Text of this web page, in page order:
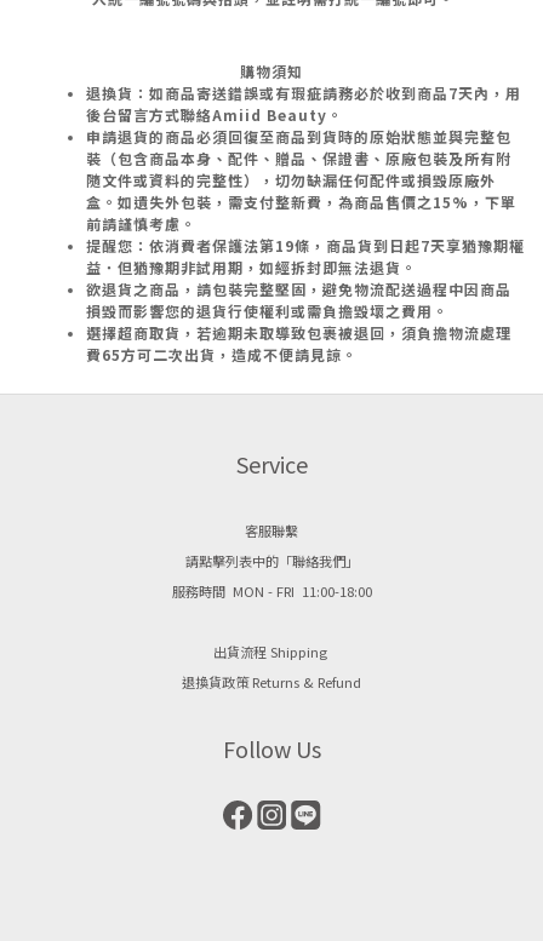
購物須知
退換貨：如商品寄送錯誤或有瑕疵請務必於收到商品7天內，用
後台留言方式聯絡Amiid Beauty。
申請退貨的商品必須回復至商品到貨時的原始狀態並與完整包
裝（包含商品本身、配件、贈品、保證書、原廠包裝及所有附
隨文件或資料的完整性），切勿缺漏任何配件或損毀原廠外
盒。如遺失外包裝，需支付整新費，為商品售價之15%，下單
前請謹慎考慮。
提醒您：依消費者保護法第19條，商品貨到日起7天享猶豫期權
益．但猶豫期非試用期，如經拆封即無法退貨。
欲退貨之商品，請包裝完整堅固，避免物流配送過程中因商品
損毀而影響您的退貨行使權利或需負擔毀壞之費用。
選擇超商取貨，若逾期未取導致包裹被退回，須負擔物流處理
費65方可二次出貨，造成不便請見諒。
Service
客服聯繫
請點擊列表中的「聯絡我們」
服務時間 MON - FRI 11:00-18:00
出貨流程 Shipping
退換貨政策 Returns & Refund
Follow Us